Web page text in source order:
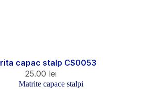
capac stalp CS0053
25.00 lei
Matrite capace stalpi